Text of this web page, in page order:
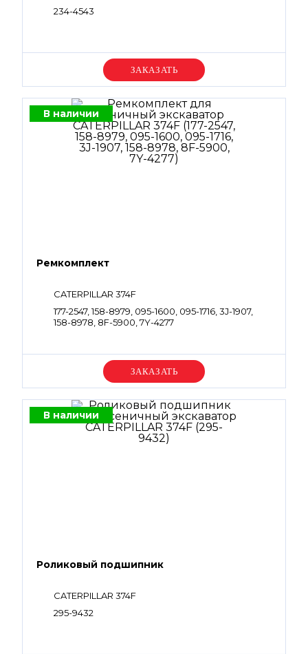
234-4543
Уточняйте цену
В наличии
Ремкомплект
CATERPILLAR 374F
177-2547, 158-8979, 095-1600, 095-1716, 3J-1907,
158-8978, 8F-5900, 7Y-4277
Уточняйте цену
В наличии
Роликовый подшипник
CATERPILLAR 374F
295-9432